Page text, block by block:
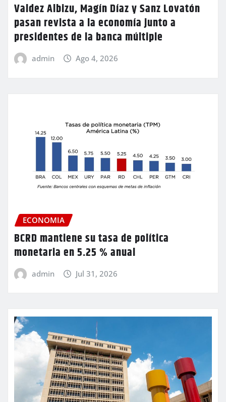
Valdez Albizu, Magín Díaz y Sanz Lovatón
pasan revista a la economía junto a
presidentes de la banca múltiple
admin Ago 4, 2026
ECONOMIA
BCRD mantiene su tasa de política
monetaria en 5.25 % anual
admin Jul 31, 2026